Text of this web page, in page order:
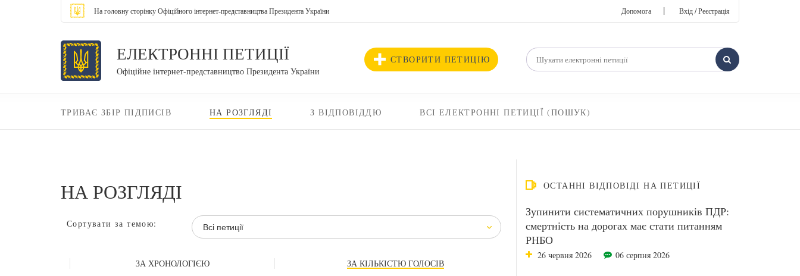
На головну сторінку Офіційного інтернет-представництва Президента України Допомога | Вхід / Реєстрація
ЕЛЕКТРОННІ ПЕТИЦІЇ
Офіційне інтернет-представництво Президента України
СТВОРИТИ ПЕТИЦІЮ
ТРИВАЄ ЗБІР ПІДПИСІВ НА РОЗГЛЯДІ З ВІДПОВІДДЮ ВСІ ЕЛЕКТРОННІ ПЕТИЦІЇ (ПОШУК)
НА РОЗГЛЯДІ
Сортувати за темою: Всі петиції
ЗА ХРОНОЛОГІЄЮ ЗА КІЛЬКІСТЮ ГОЛОСІВ
ОСТАННІ ВІДПОВІДІ НА ПЕТИЦІЇ
Зупинити систематичних порушників ПДР:
смертність на дорогах має стати питанням
РНБО
26 червня 2026 06 серпня 2026